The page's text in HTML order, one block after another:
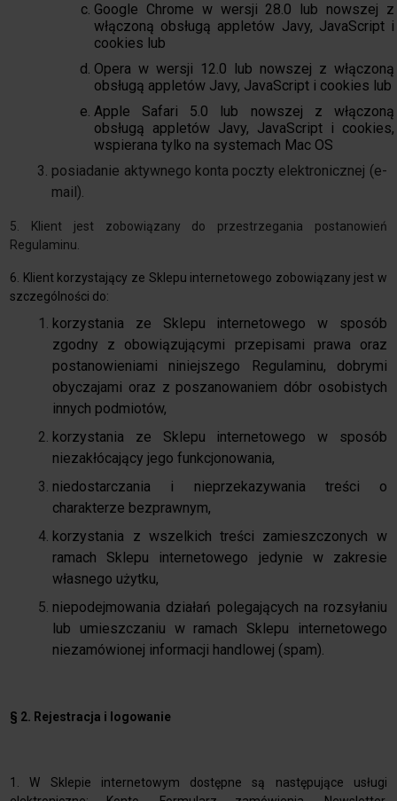
Google Chrome w wersji 28.0 lub nowszej z
włączoną obsługą appletów Javy, JavaScript i
cookies lub
Opera w wersji 12.0 lub nowszej z włączoną
obsługą appletów Javy, JavaScript i cookies lub
Apple Safari 5.0 lub nowszej z włączoną
obsługą appletów Javy, JavaScript i cookies,
wspierana tylko na systemach Mac OS
posiadanie aktywnego konta poczty elektronicznej (e-
mail).
5. Klient jest zobowiązany do przestrzegania postanowień
Regulaminu.
6. Klient korzystający ze Sklepu internetowego zobowiązany jest w
szczególności do:
korzystania ze Sklepu internetowego w sposób
zgodny z obowiązującymi przepisami prawa oraz
postanowieniami niniejszego Regulaminu, dobrymi
obyczajami oraz z poszanowaniem dóbr osobistych
innych podmiotów,
korzystania ze Sklepu internetowego w sposób
niezakłócający jego funkcjonowania,
niedostarczania i nieprzekazywania treści o
charakterze bezprawnym,
korzystania z wszelkich treści zamieszczonych w
ramach Sklepu internetowego jedynie w zakresie
własnego użytku,
niepodejmowania działań polegających na rozsyłaniu
lub umieszczaniu w ramach Sklepu internetowego
niezamówionej informacji handlowej (spam).
§ 2. Rejestracja i logowanie
1.
W Sklepie internetowym dostępne są następujące usługi